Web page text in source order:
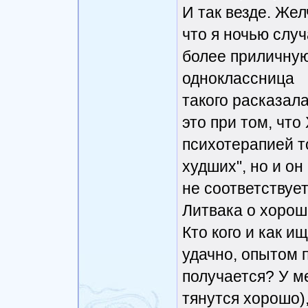
И так везде.
что я ночью
более
одноклассница
такого
это при том,
психотерапией
худших", но и он
не
Литвака о
Кто кого и как
удачно, опытом
получается? У
тянутся